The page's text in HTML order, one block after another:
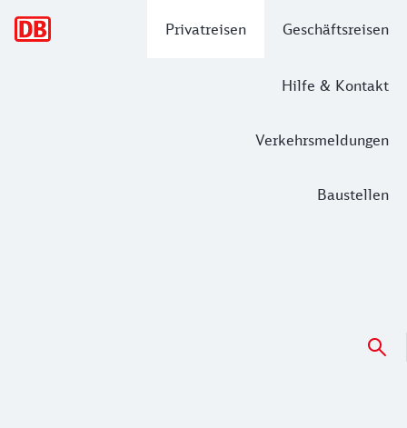
Privatreisen Geschäftsreisen
Hilfe & Kontakt
Verkehrsmeldungen
Baustellen